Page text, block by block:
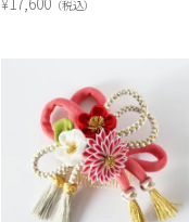
¥ 税込